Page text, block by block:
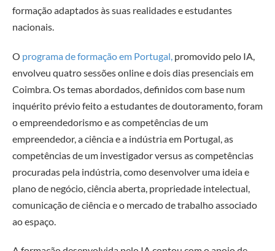
formação adaptados às suas realidades e estudantes
nacionais.
O programa de formação em Portugal, promovido pelo IA,
envolveu quatro sessões online e dois dias presenciais em
Coimbra. Os temas abordados, definidos com base num
inquérito prévio feito a estudantes de doutoramento, foram
o empreendedorismo e as competências de um
empreendedor, a ciência e a indústria em Portugal, as
competências de um investigador versus as competências
procuradas pela indústria, como desenvolver uma ideia e
plano de negócio, ciência aberta, propriedade intelectual,
comunicação de ciência e o mercado de trabalho associado
ao espaço.